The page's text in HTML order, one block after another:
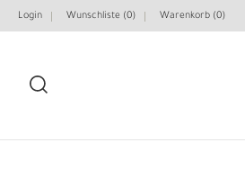
Login Wunschliste (0) Warenkorb (0)